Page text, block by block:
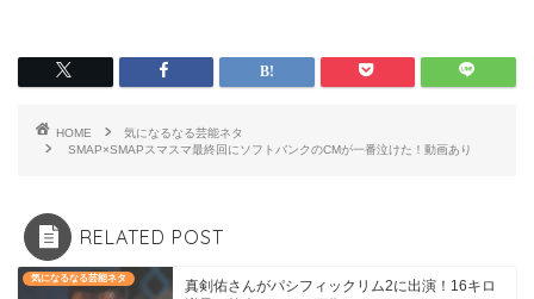
HOME
気になるなる芸能ネタ
SMAP×SMAPスマスマ最終回にソフトバンクのCMが一番泣けた！動画あり
RELATED POST
気になるなる芸能ネタ
真剣佑さんがパシフィックリム2に出演！16キロ